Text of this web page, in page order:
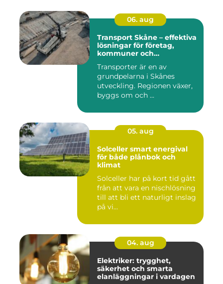
06. aug
Transport Skåne – effektiva
lösningar för företag,
kommuner och
Transporter är en av
grundpelarna i Skånes
utveckling. Regionen växer,
byggs om och ...
05. aug
Solceller smart energival
för både plånbok och
klimat
Solceller har på kort tid gått
från att vara en nischlösning
till att bli ett naturligt inslag
på vi...
04. aug
Elektriker: trygghet,
säkerhet och smarta
elanläggningar i vardagen